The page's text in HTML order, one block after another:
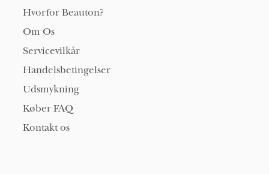
Hvorfor Beauton?
Om Os
Servicevilkår
Handelsbetingelser
Udsmykning
Køber FAQ
Kontakt os